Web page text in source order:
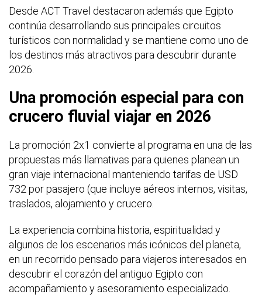
Desde ACT Travel destacaron además que Egipto
continúa desarrollando sus principales circuitos
turísticos con normalidad y se mantiene como uno de
los destinos más atractivos para descubrir durante
2026.
Una promoción especial para con
crucero fluvial viajar en 2026
La promoción 2x1 convierte al programa en una de las
propuestas más llamativas para quienes planean un
gran viaje internacional manteniendo tarifas de USD
732 por pasajero (que incluye aéreos internos, visitas,
traslados, alojamiento y crucero.
La experiencia combina historia, espiritualidad y
algunos de los escenarios más icónicos del planeta,
en un recorrido pensado para viajeros interesados en
descubrir el corazón del antiguo Egipto con
acompañamiento y asesoramiento especializado.